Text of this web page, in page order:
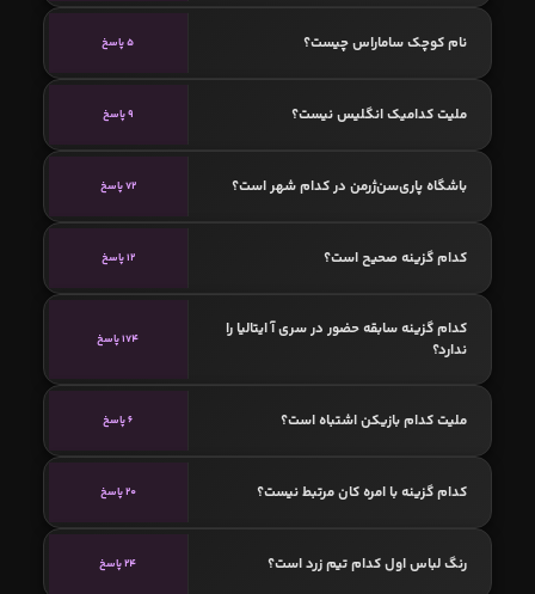
نام کوچک ساماراس چیست؟ 5 پاسخ
ملیت کدامیک انگلیس نیست؟ 9 پاسخ
باشگاه پاری‌سن‌ژرمن در کدام شهر است؟ 72 پاسخ
کدام گزینه صحیح است؟ 12 پاسخ
کدام گزینه سابقه حضور در سری آ ایتالیا را
ندارد؟
174 پاسخ
ملیت کدام بازیکن اشتباه است؟ 6 پاسخ
کدام گزینه با امره کان مرتبط نیست؟ 20 پاسخ
رنگ لباس اول کدام تیم زرد است؟ 24 پاسخ